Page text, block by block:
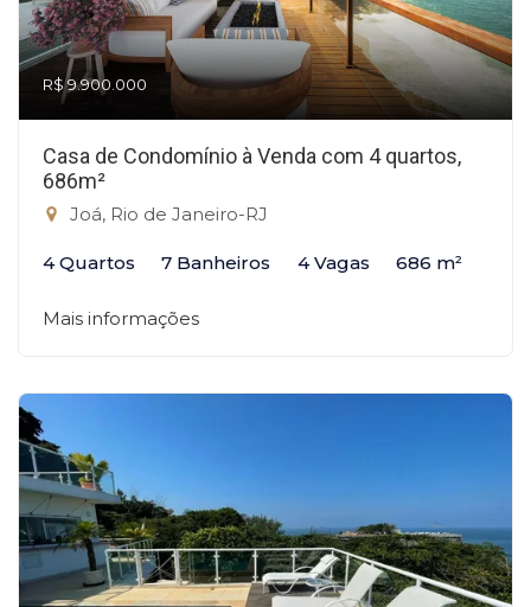
R$ 9.900.000
Casa de Condomínio à Venda com 4 quartos,
686m²
Joá, Rio de Janeiro-RJ
4 Quartos 7 Banheiros 4 Vagas 686 m²
Mais informações